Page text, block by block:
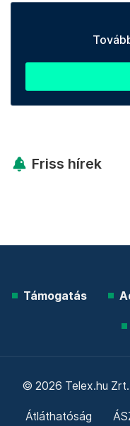
Friss hírek
Támogatás
© 2026 Telex.hu Zrt.
Átláthatóság